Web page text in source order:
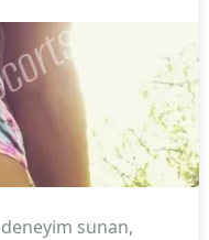
sunan,